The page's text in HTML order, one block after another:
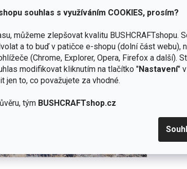
souhlas s využíváním COOKIES, prosím?
můžeme zlepšovat kvalitu BUSHCRAFTshopu.
a to buď v patičce e-shopu (dolní část webu),
(Chrome, Explorer, Opera, Firefox a další).
modifikovat kliknutím na tlačítko "Nastavení"
jen to, co považujete za vhodné.
tým BUSHCRAFTshop.cz